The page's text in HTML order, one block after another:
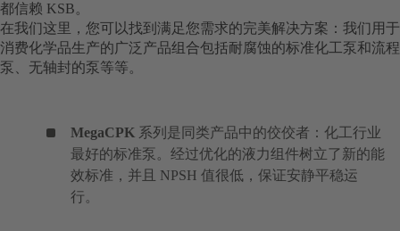
都信赖 KSB。
在我们这里，您可以找到满足您需求的完美解决方案：我们用于
消费化学品生产的广泛产品组合包括耐腐蚀的标准化工泵和流程
泵、无轴封的泵等等。
MegaCPK 系列是同类产品中的佼佼者：化工行业
最好的标准泵。经过优化的液力组件树立了新的能
效标准，并且 NPSH 值很低，保证安静平稳运
行。